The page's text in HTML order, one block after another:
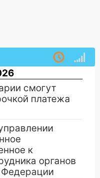
смогут
платежа
к
органов
Федерации